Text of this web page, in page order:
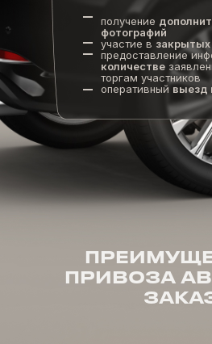
получение
фотографий
участие в закрытых
предоставление
количестве
торгам участников
оперативный выезд
ПРИВОЗА